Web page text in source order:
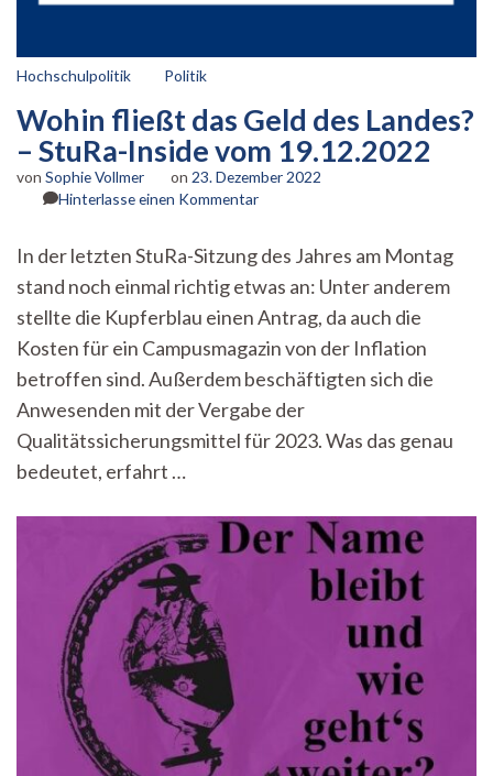
Hochschulpolitik Politik
Wohin fließt das Geld des Landes?
– StuRa-Inside vom 19.12.2022
von Sophie Vollmer on 23. Dezember 2022
Hinterlasse einen Kommentarzu
das
Geld
des
Landes?
–
StuRa-
vom
19.12.2022
In der letzten StuRa-Sitzung des Jahres am Montag
stand noch einmal richtig etwas an: Unter anderem
stellte die Kupferblau einen Antrag, da auch die
Kosten für ein Campusmagazin von der Inflation
betroffen sind. Außerdem beschäftigten sich die
Anwesenden mit der Vergabe der
Qualitätssicherungsmittel für 2023. Was das genau
bedeutet, erfahrt …